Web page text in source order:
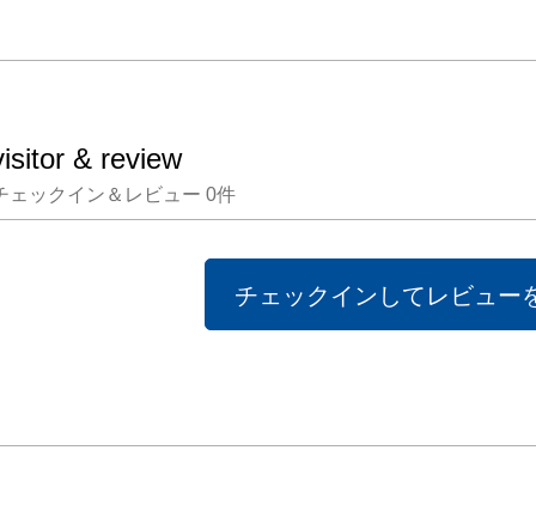
たち木
& review
ェックイン＆レビュー 0件
チェックインしてレビュー